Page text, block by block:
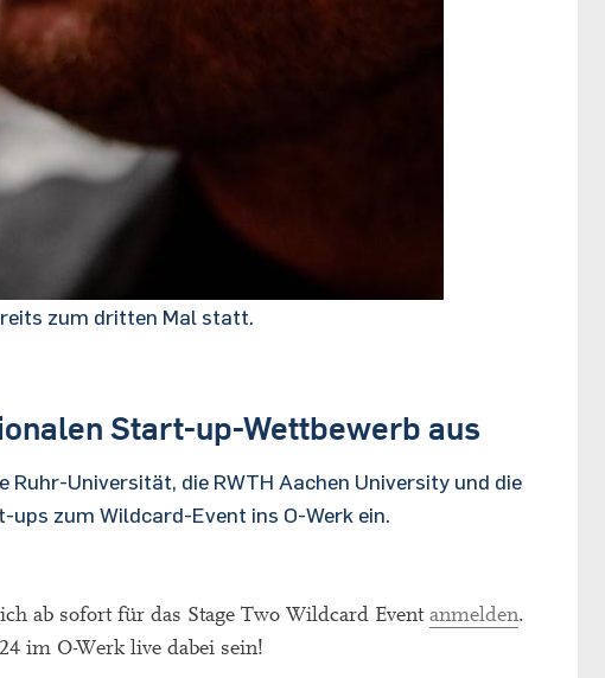
zum dritten Mal statt.
Start-up-Wettbewerb aus
Universität, die RWTH Aachen University und die
zum Wildcard-Event ins O-Werk ein.
ab sofort für das Stage Two Wildcard Eventanmelden.
im O-Werk live dabei sein!